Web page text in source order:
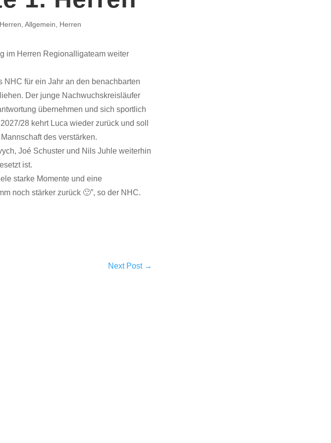
Allgemein Herren
im Herren Regionalligateam weiter
für ein Jahr an den benachbarten
Der junge Nachwuchskreisläufer
übernehmen und sich sportlich
28 kehrt Luca wieder zurück und soll
des verstärken.
Joé Schuster und Nils Juhle weiterhin
ist.
starke Momente und eine
noch stärker zurück 🙂”, so der NHC.
Next Post→